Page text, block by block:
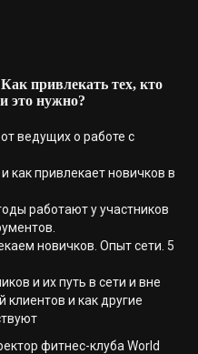
привлекать тех, кто
это нужно?
ведущих о работе с
как привлекает новичков в
работают у участников
новичков. Опыт сети. 5
и их путь в сети и вне
клиентов и как другие
фитнес-клуба World